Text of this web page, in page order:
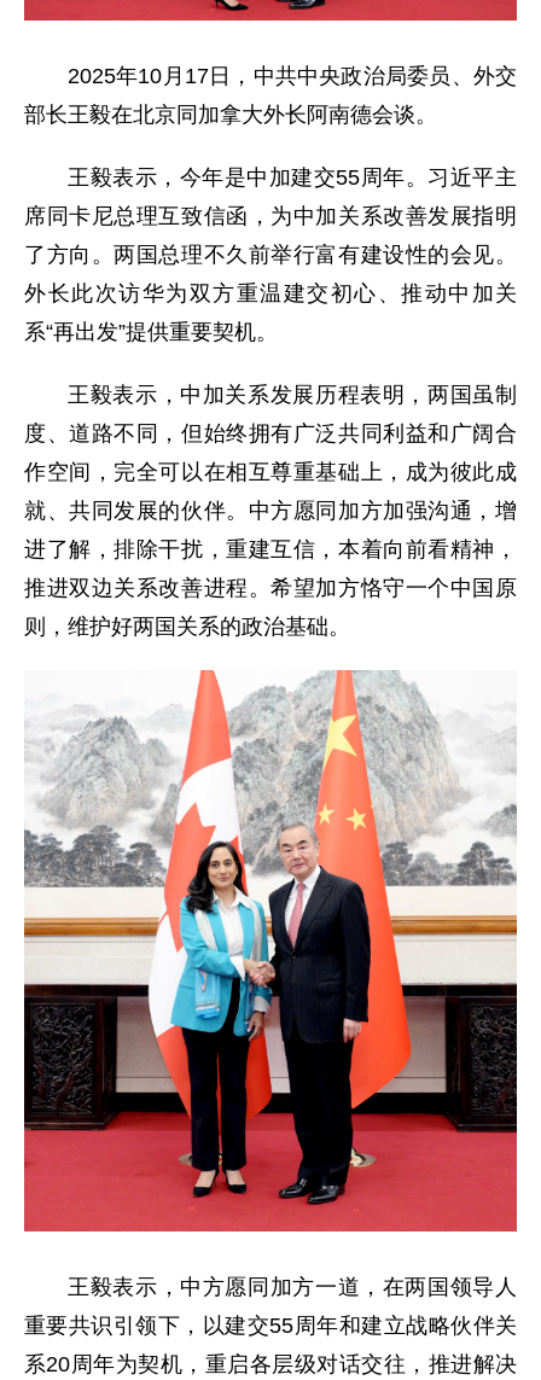
2025年10月17日，中共中央政治局委员、外交
部长王毅在北京同加拿大外长阿南德会谈。
王毅表示，今年是中加建交55周年。习近平主
席同卡尼总理互致信函，为中加关系改善发展指明
了方向。两国总理不久前举行富有建设性的会见。
外长此次访华为双方重温建交初心、推动中加关
系“再出发”提供重要契机。
王毅表示，中加关系发展历程表明，两国虽制
度、道路不同，但始终拥有广泛共同利益和广阔合
作空间，完全可以在相互尊重基础上，成为彼此成
就、共同发展的伙伴。中方愿同加方加强沟通，增
进了解，排除干扰，重建互信，本着向前看精神，
推进双边关系改善进程。希望加方恪守一个中国原
则，维护好两国关系的政治基础。
王毅表示，中方愿同加方一道，在两国领导人
重要共识引领下，以建交55周年和建立战略伙伴关
系20周年为契机，重启各层级对话交往，推进解决